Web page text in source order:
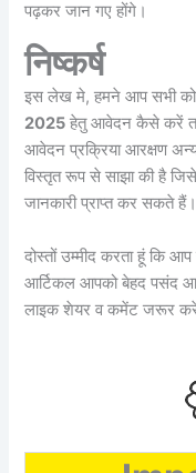
पढ़कर जान गए होंगे।
निष्कर्ष
इस लेख मे, हमने आप सभी को
2025 हेतु आवेदन कैसे करें
आवेदन प्रक्रिया आरक्षण
विस्तृत रूप से साझा की है
जानकारी प्राप्त कर सकते हैं।
दोस्तों उम्मीद करता हूं कि
आर्टिकल आपको बेहद पसंद
लाइक शेयर व कमेंट जरूर